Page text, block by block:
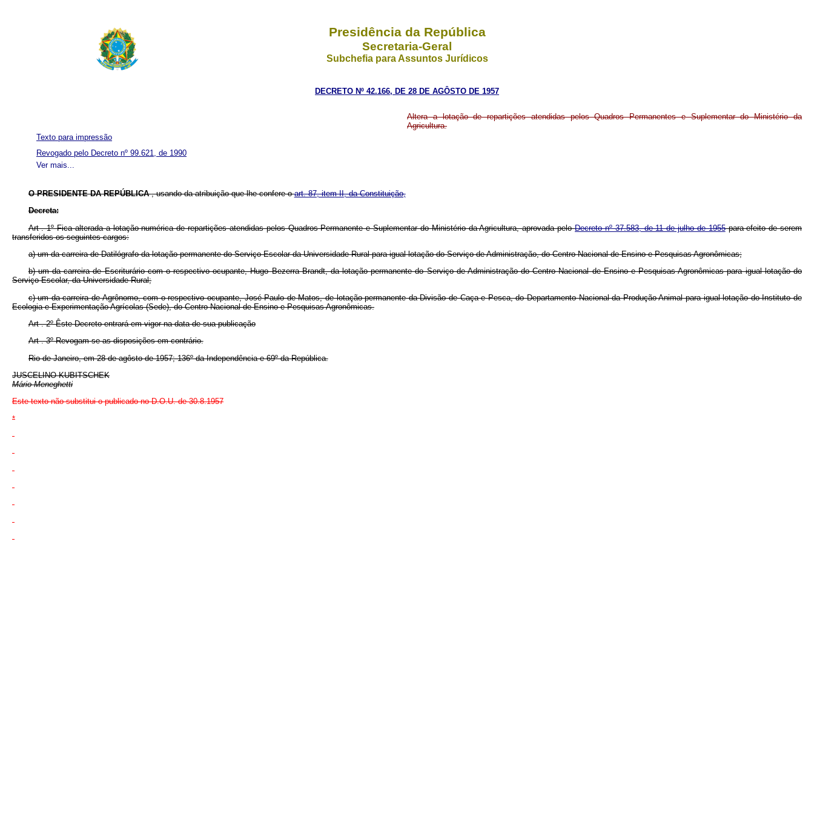
Presidência da República
Secretaria-Geral
Subchefia para Assuntos Jurídicos
DECRETO Nº 42.166, DE 28 DE AGÔSTO DE 1957
Altera a lotação de repartições atendidas pelos Quadros Permanentes e Suplementar do Ministério da
Agricultura.
Ver mais...
Texto para impressão
Revogado pelo Decreto nº 99.621, de 1990
O PRESIDENTE DA REPÚBLICA, usando da atribuição que lhe confere oart. 87, item II, da Constituição,
Decreta:
Art . 1º Fica alterada a lotação numérica de repartições atendidas pelos Quadros Permanente e Suplementar do Ministério da Agricultura, aprovada peloDecreto nº 37.583, de 11 de julho de 1955para efeito de serem
transferidos os seguintes cargos:
a) um da carreira de Datilógrafo da lotação permanente do Serviço Escolar da Universidade Rural para igual lotação do Serviço de Administração, do Centro Nacional de Ensino e Pesquisas Agronômicas;
b) um da carreira de Escriturário com o respectivo ocupante, Hugo Bezerra Brandt, da lotação permanente do Serviço de Administração do Centro Nacional de Ensino e Pesquisas Agronômicas para igual lotação do
Serviço Escolar, da Universidade Rural;
c) um da carreira de Agrônomo, com o respectivo ocupante, José Paulo de Matos, de lotação permanente da Divisão de Caça e Pesca, do Departamento Nacional da Produção Animal para igual lotação do Instituto de
Ecologia e Experimentação Agrícolas (Sede), do Centro Nacional de Ensino e Pesquisas Agronômicas.
Art . 2º Êste Decreto entrará em vigor na data de sua publicação
Art . 3º Revogam-se as disposições em contrário.
Rio de Janeiro, em 28 de agôsto de 1957; 136º da Independência e 69º da República.
JUSCELINO KUBITSCHEK
Mário Meneghetti
Este texto não substitui o publicado no D.O.U. de 30.8.1957
*